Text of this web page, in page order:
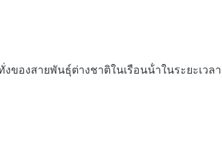
งสายพันธุ์ต่างชาติในเรือนน้ําในระยะเวล